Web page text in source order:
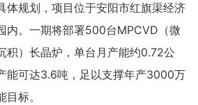
体规划，项目位于安阳市红旗渠经济
内。一期将部署500台MPCVD（微
积）长晶炉，单台月产能约0.72公
能可达3.6吨，足以支撑年产3000万
标。